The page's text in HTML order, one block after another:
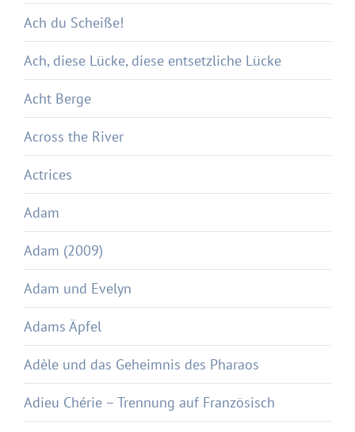
Ach du Scheiße!
Ach, diese Lücke, diese entsetzliche Lücke
Acht Berge
Across the River
Actrices
Adam
Adam (2009)
Adam und Evelyn
Adams Äpfel
Adèle und das Geheimnis des Pharaos
Adieu Chérie – Trennung auf Französisch